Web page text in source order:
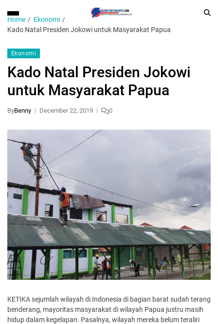
Home
Ekonomi
Kado Natal Presiden Jokowi untuk Masyarakat Papua
Ekonomi
Kado Natal Presiden Jokowi
untuk Masyarakat Papua
ByBenny December 22, 2019 0
KETIKA sejumlah wilayah di Indonesia di bagian barat sudah terang
benderang, mayoritas masyarakat di wilayah Papua justru masih
hidup dalam kegelapan. Pasalnya, wilayah mereka belum teraliri